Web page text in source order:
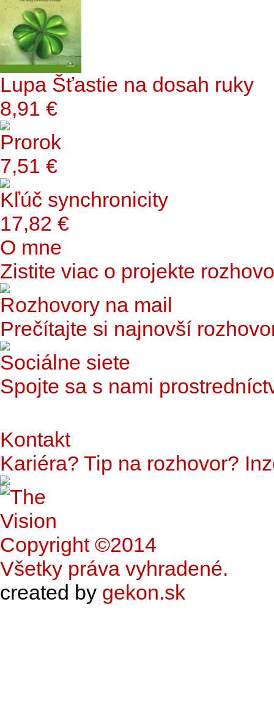
Lupa Šťastie na dosah ruky
8,91 €
Prorok
7,51 €
Kľúč synchronicity
17,82 €
O mne
Zistite viac o projekte
Rozhovory na mail
Prečítajte si najnovší
Sociálne siete
Spojte sa s nami
Kontakt
Kariéra? Tip na rozhovor?
Copyright ©2014
Všetky práva vyhradené.
created by gekon.sk